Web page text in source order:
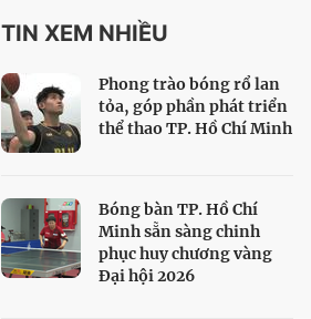
TIN XEM NHIỀU
Phong trào bóng rổ lan
tỏa, góp phần phát triển
thể thao TP. Hồ Chí Minh
Bóng bàn TP. Hồ Chí
Minh sẵn sàng chinh
phục huy chương vàng
Đại hội 2026